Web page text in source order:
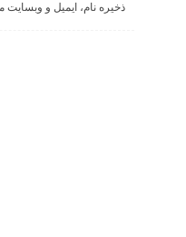
ذخیره نام، ایمیل و